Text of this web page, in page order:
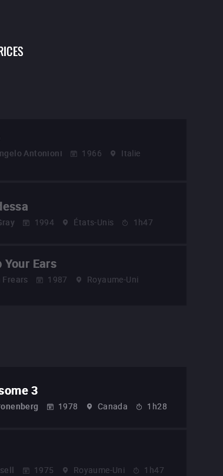
Antonioni 1966
Italie
1994 États-Unis 1h47
Your Ears
Frears 1987
Royaume-Uni
3
1978 Canada 1h28
1975 Royaume-Uni 1h47